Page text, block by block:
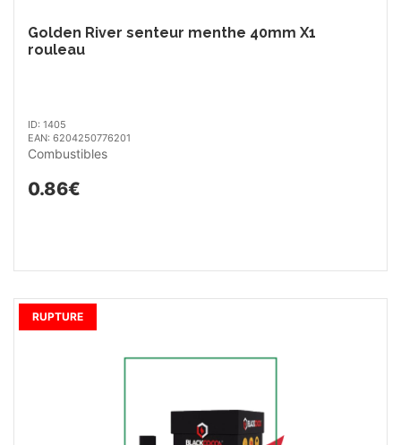
Golden River senteur menthe 40mm X1
rouleau
ID: 1405
EAN: 6204250776201
Combustibles
0.86€
RUPTURE